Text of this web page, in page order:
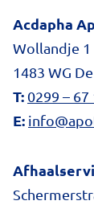
Acdapha
Wollandje 1
1483 WG
T: 0299 – 67
E: